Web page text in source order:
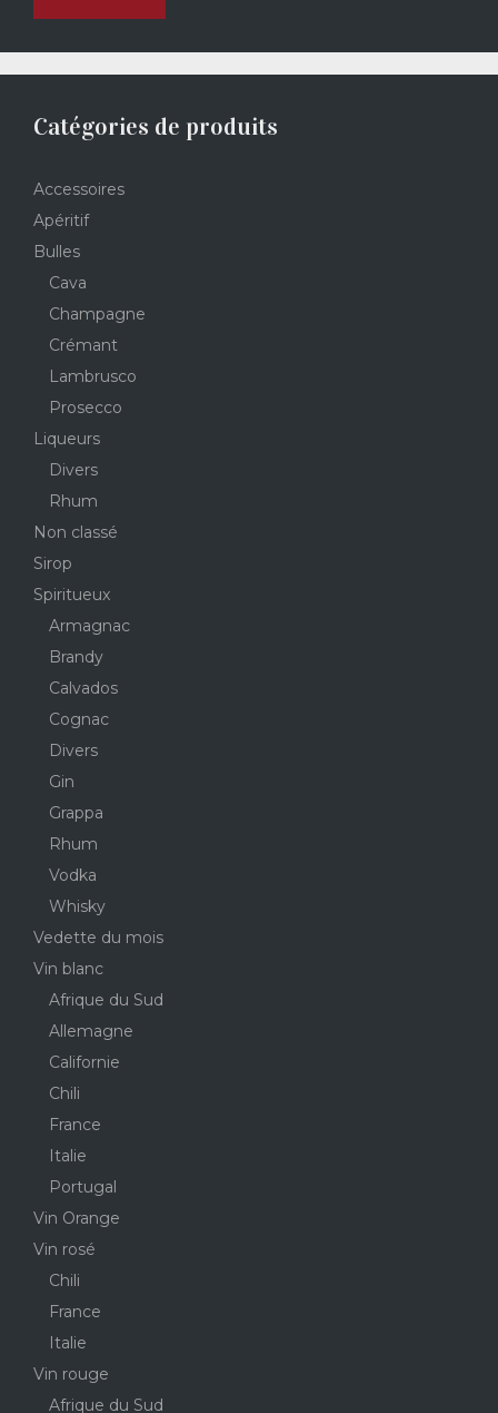
Catégories de produits
Accessoires
Apéritif
Bulles
Cava
Champagne
Crémant
Lambrusco
Prosecco
Liqueurs
Divers
Rhum
Non classé
Sirop
Spiritueux
Armagnac
Brandy
Calvados
Cognac
Divers
Gin
Grappa
Rhum
Vodka
Whisky
Vedette du mois
Vin blanc
Afrique du Sud
Allemagne
Californie
Chili
France
Italie
Portugal
Vin Orange
Vin rosé
Chili
France
Italie
Vin rouge
Afrique du Sud